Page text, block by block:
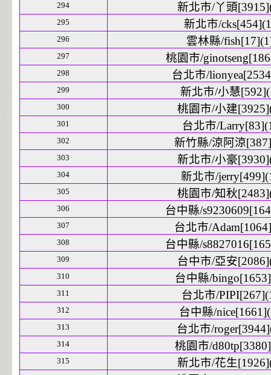
294 新北市/丫頭
295 新北市/
296 雲林縣/
297 桃園市/
298 台北市/
299 新北市/小慧
300 桃園市/小建
301 台北市/
302 新竹縣/涼阿涼
303 新北市/小豪
304 新北市/
305 桃園市/知秋
306 台中縣/
307 台北市/
308 台中縣/
309 台中市/亞安
310 台中縣/
311 台北市/
312 台中縣/
313 台北市/
314 桃園市/
315 新北市/花生